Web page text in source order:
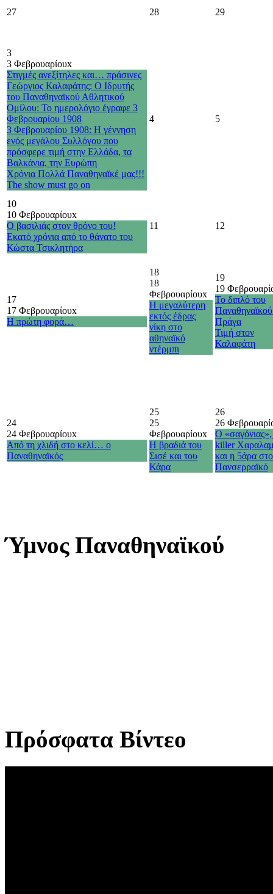
27 28 29
3
3 Φεβρουαρίουx
Στιγμές ανεξίτηλες και… πράσινες
Γεώργιος Καλαφάτης: Ο Ιδρυτής
του Παναθηναϊκού Αθλητικού
Ομίλου: Το ημερολόγιο έγραφε 3
Φεβρουαρίου 1908
3 Φεβρουαρίου 1908: Η γέννηση
ενός μεγάλου Συλλόγου που
πρόσφερε τιμή στην Ελλάδα, τα
Βαλκάνια, την Ευρώπη
Χρόνια Πολλά Παναθηναϊκέ μας!!!
The show must go on
4 5
10
10 Φεβρουαρίουx
Ο βασιλιάς στον θρόνο του!
Εκατό χρόνια από το θάνατο του
Κώστα Τσικλητήρα
11 12
17
17 Φεβρουαρίουx
Η πρώτη φορά…
18
18
Φεβρουαρίουx
Η μεγαλύτερη
εκτός έδρας
νίκη στο
αθηναϊκό
ντέρμπι
19
19
Το διπλό του
Πράγα
Τιμή στον
Καλαφάτη
24
24 Φεβρουαρίουx
Από τη χλιδή στο κελί… ο
Παναθηναϊκός
25
25
Φεβρουαρίουx
Η βραδιά του
Σισέ και του
Κάρα
26
26
Ο
killer
και η 5άρα
Πανσερραϊκό
Ύμνος Παναθηναϊκού
Πρόσφατα Βίντεο